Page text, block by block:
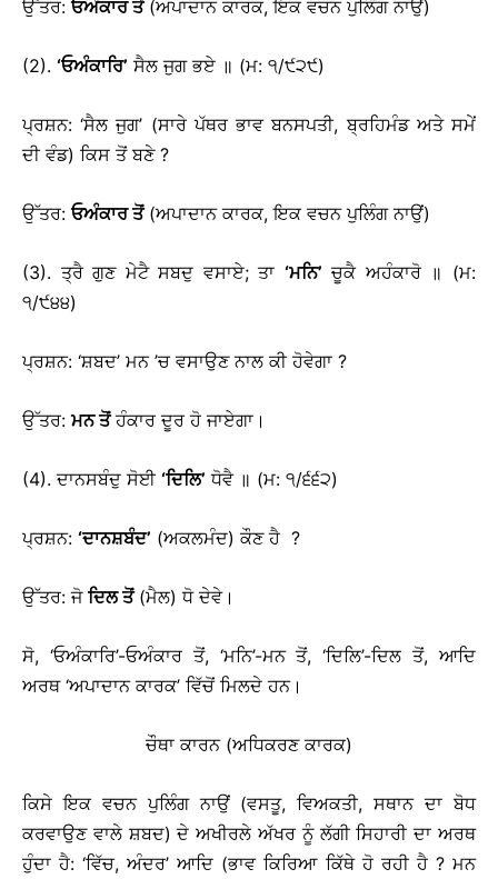
ਉੱਤਰ:ਓਅੰਕਾਰ ਤੋਂ(ਅਪਾਦਾਨ ਕਾਰਕ, ਇਕ ਵਚਨ ਪੁਲਿੰਗ ਨਾਉਂ)
(2). ‘ਓਅੰਕਾਰਿ’ ਸੈਲ ਜੁਗ ਭਏ ॥ (ਮ: ੧/੯੨੯)
ਪ੍ਰਸ਼ਨ: ‘ਸੈਲ ਜੁਗ’ (ਸਾਰੇ ਪੱਥਰ ਭਾਵ ਬਨਸਪਤੀ, ਬ੍ਰਹਿਮੰਡ ਅਤੇ ਸਮੇਂ
ਦੀ ਵੰਡ) ਕਿਸ ਤੋਂ ਬਣੇ ?
ਉੱਤਰ:ਓਅੰਕਾਰ ਤੋਂ(ਅਪਾਦਾਨ ਕਾਰਕ, ਇਕ ਵਚਨ ਪੁਲਿੰਗ ਨਾਉਂ)
(3). ਤ੍ਰੈ ਗੁਣ ਮੇਟੈ ਸਬਦੁ ਵਸਾਏ; ਤਾ ‘ਮਨਿ’ ਚੂਕੈ ਅਹੰਕਾਰੋ ॥ (ਮ:
੧/੯੪੪)
ਪ੍ਰਸ਼ਨ: ‘ਸ਼ਬਦ’ ਮਨ ’ਚ ਵਸਾਉਣ ਨਾਲ ਕੀ ਹੋਵੇਗਾ ?
ਉੱਤਰ:ਮਨ ਤੋਂਹੰਕਾਰ ਦੂਰ ਹੋ ਜਾਏਗਾ।
(4). ਦਾਨਸਬੰਦੁ ਸੋਈ ‘ਦਿਲਿ’ ਧੋਵੈ ॥ (ਮ: ੧/੬੬੨)
ਪ੍ਰਸ਼ਨ: ‘ਦਾਨਸ਼ਬੰਦ’ (ਅਕਲਮੰਦ) ਕੌਣ ਹੈ ?
ਉੱਤਰ: ਜੋ ਦਿਲ ਤੋਂ(ਮੈਲ) ਧੋ ਦੇਵੇ।
ਸੋ, ‘ਓਅੰਕਾਰਿ’-ਓਅੰਕਾਰ ਤੋਂ, ‘ਮਨਿ’-ਮਨ ਤੋਂ, ‘ਦਿਲਿ’-ਦਿਲ ਤੋਂ, ਆਦਿ
ਅਰਥ ‘ਅਪਾਦਾਨ ਕਾਰਕ’ ਵਿੱਚੋਂ ਮਿਲਦੇ ਹਨ।
ਚੌਥਾ ਕਾਰਨ (ਅਧਿਕਰਣ ਕਾਰਕ)
ਕਿਸੇ ਇਕ ਵਚਨ ਪੁਲਿੰਗ ਨਾਉਂ (ਵਸਤੂ, ਵਿਅਕਤੀ, ਸਥਾਨ ਦਾ ਬੋਧ
ਕਰਵਾਉਣ ਵਾਲੇ ਸ਼ਬਦ) ਦੇ ਅਖੀਰਲੇ ਅੱਖਰ ਨੂੰ ਲੱਗੀ ਸਿਹਾਰੀ ਦਾ ਅਰਥ
ਹੁੰਦਾ ਹੈ: ‘ਵਿੱਚ, ਅੰਦਰ’ ਆਦਿ (ਭਾਵ ਕਿਰਿਆ ਕਿੱਥੇ ਹੋ ਰਹੀ ਹੈ ? ਮਨ